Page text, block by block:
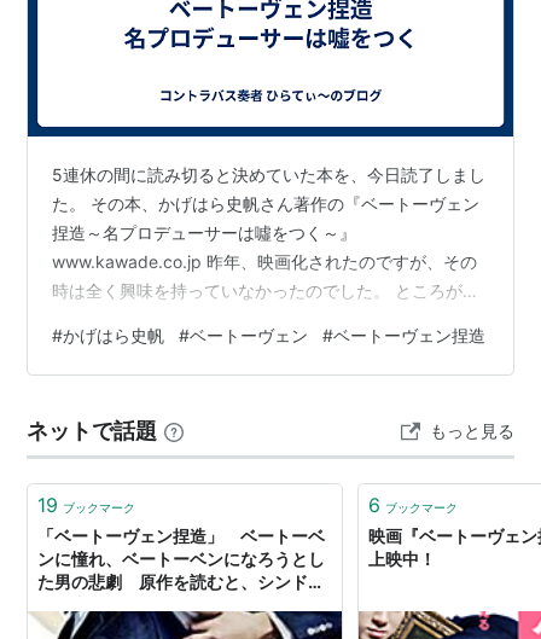
5連休の間に読み切ると決めていた本を、今日読了しまし
た。 その本、かげはら史帆さん著作の『ベートーヴェン
捏造～名プロデューサーは噓をつく～』
www.kawade.co.jp 昨年、映画化されたのですが、その
時は全く興味を持っていなかったのでした。 ところが、
読んだという次第。 いや～、衝撃でしたね。 これ、いつ
の時代にも起こりえる事実の捏造、嘘の上塗り、何が真
クラシック音楽のことでしたから、私は一気に驚きなが
ら読み切ったということです。 今知られているベートー
ヴェンの有名な逸話は、疑ってみた…
#かげはら史帆 #ベートーヴェン #ベートーヴェン捏造
ネットで話題 もっと見る
19 ブックマーク
「ベートーヴェン捏造」 ベートーベ
ンに憧れ、ベートーベンになろうとし
た男の悲劇 原作を読むと、シンドラ
ー
6 ブックマーク
映画『ベートーヴェ
上映中！